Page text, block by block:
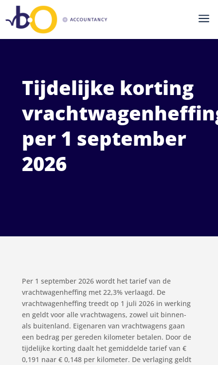
a
Tijdelijke korting
per 1 september
2026
Per 1 september 2026 wordt het tarief van de
vrachtwagenheffing met 22,3% verlaagd. De
vrachtwagenheffing treedt op 1 juli 2026 in werking
en geldt voor alle vrachtwagens, zowel uit binnen-
als buitenland. Eigenaren van vrachtwagens gaan
een bedrag per gereden kilometer betalen. Door de
tijdelijke korting daalt het gemiddelde tarief van €
0,191 naar € 0,148 per kilometer. De verlaging geldt